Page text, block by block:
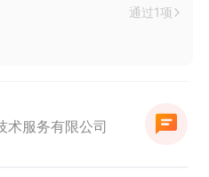
通过1项
术服务有限公司